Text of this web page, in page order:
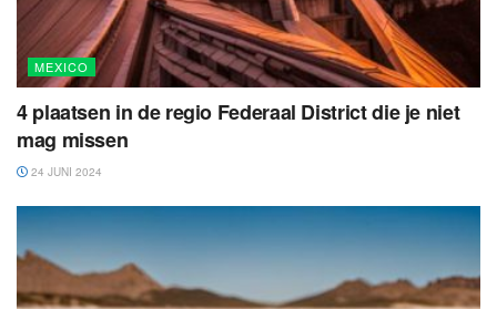
MEXICO
4 plaatsen in de regio Federaal District die je niet
mag missen
24 JUNI 2024